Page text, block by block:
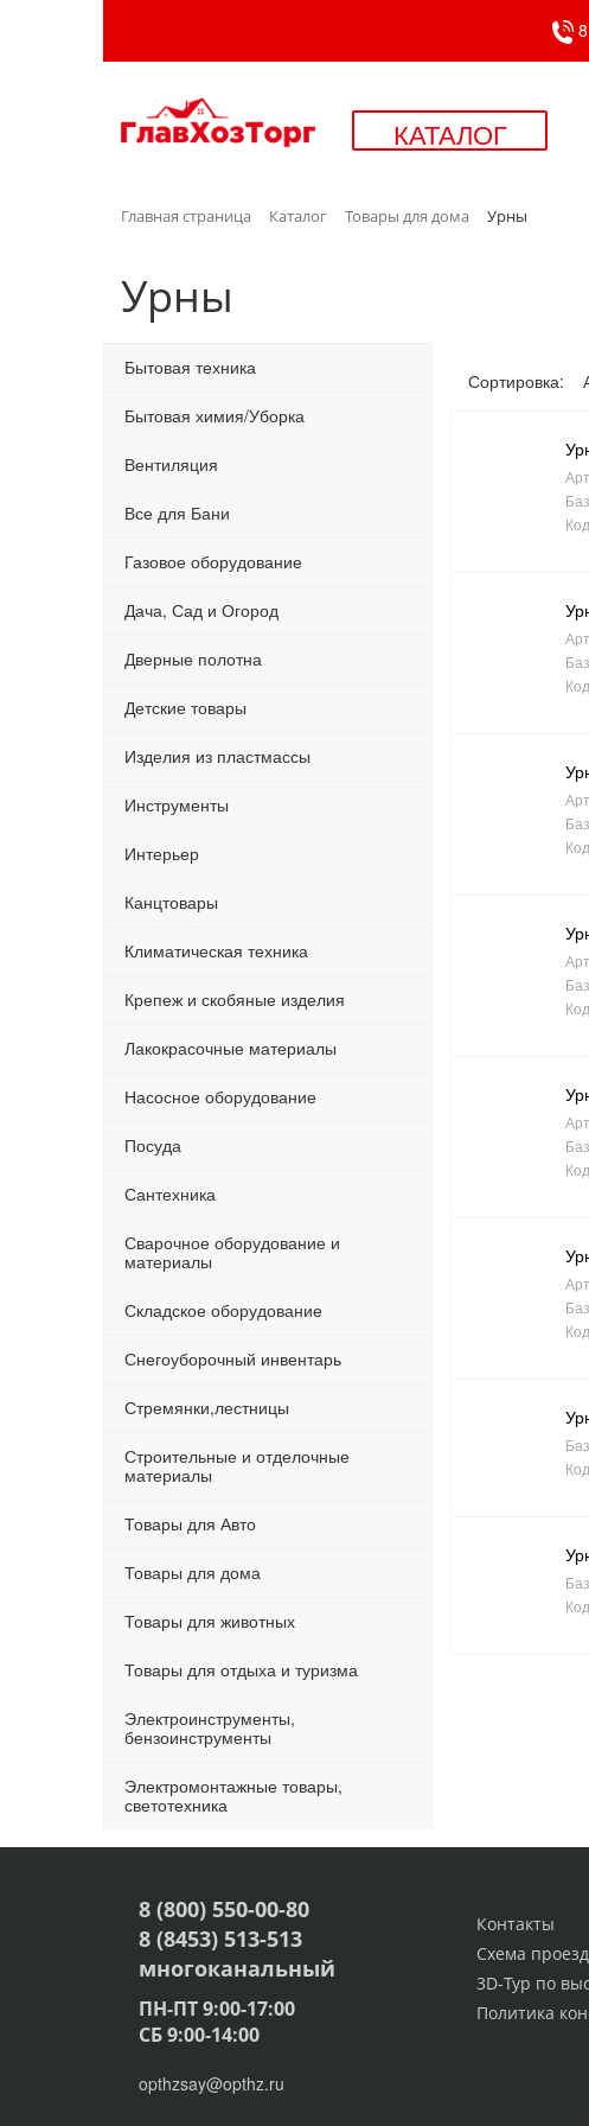
КАТАЛОГ
Главная страница Каталог Товары для дома Урны
Урны
Бытовая техника
Бытовая химия/Уборка
Вентиляция
Все для Бани
Газовое оборудование
Дача, Сад и Огород
Дверные полотна
Детские товары
Изделия из пластмассы
Инструменты
Интерьер
Канцтовары
Климатическая техника
Крепеж и скобяные изделия
Лакокрасочные материалы
Насосное оборудование
Посуда
Сантехника
Сварочное оборудование и
материалы
Складское оборудование
Снегоуборочный инвентарь
Стремянки,лестницы
Строительные и отделочные
материалы
Товары для Авто
Товары для дома
Товары для животных
Товары для отдыха и туризма
Электроинструменты,
бензоинструменты
Электромонтажные товары,
светотехника
Сортировка:
Код
Код
Код
Код
Код
Код
Код
Код
Контакты
Схема
3D-Тур по
Политика
8 (800) 550-00-80
8 (8453) 513-513
многоканальный
ПН-ПТ 9:00-17:00
СБ 9:00-14:00
opthzsay@opthz.ru